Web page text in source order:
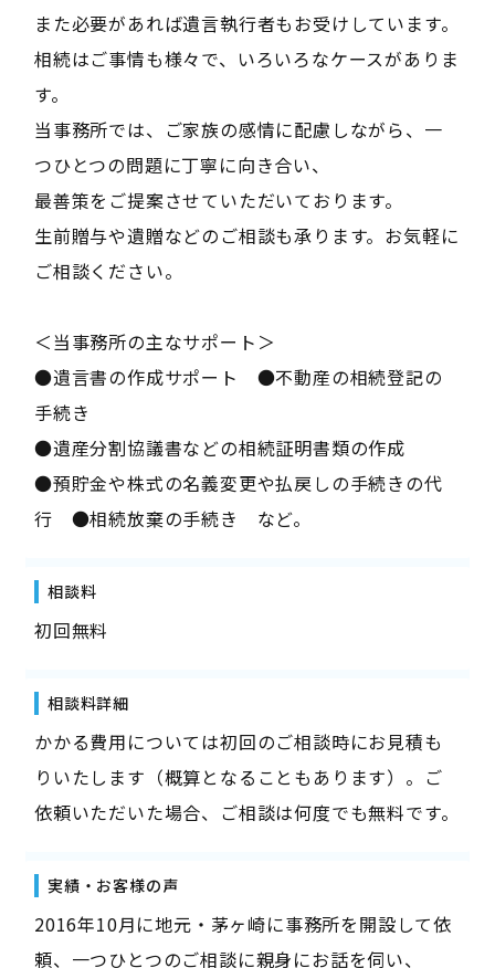
また必要があれば遺言執行者もお受けしています。
相続はご事情も様々で、いろいろなケースがありま
す。
当事務所では、ご家族の感情に配慮しながら、一
つひとつの問題に丁寧に向き合い、
最善策をご提案させていただいております。
生前贈与や遺贈などのご相談も承ります。お気軽に
ご相談ください。
＜当事務所の主なサポート＞
●遺言書の作成サポート ●不動産の相続登記の
手続き
●遺産分割協議書などの相続証明書類の作成
●預貯金や株式の名義変更や払戻しの手続きの代
行 ●相続放棄の手続き など。
相談料
初回無料
相談料詳細
かかる費用については初回のご相談時にお見積も
りいたします（概算となることもあります）。ご
依頼いただいた場合、ご相談は何度でも無料です。
実績・お客様の声
2016年10月に地元・茅ヶ崎に事務所を開設して依
頼、一つひとつのご相談に親身にお話を伺い、